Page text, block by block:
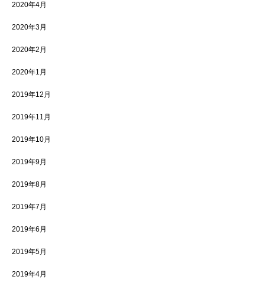
2020年4月
2020年3月
2020年2月
2020年1月
2019年12月
2019年11月
2019年10月
2019年9月
2019年8月
2019年7月
2019年6月
2019年5月
2019年4月